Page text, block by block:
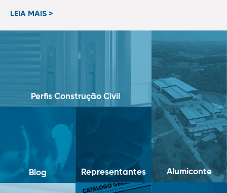
LEIA MAIS >
Perfis Construção Civil
Alumiconte
Blog Representantes